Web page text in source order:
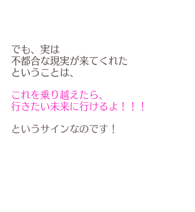
でも、実は
不都合な現実が来てくれた
ということは、
これを乗り越えたら、
行きたい未来に行けるよ！！！
というサインなのです！